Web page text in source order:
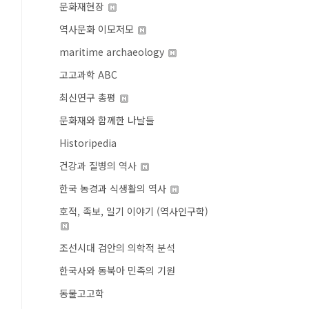
문화재현장
역사문화 이모저모
maritime archaeology
고고과학 ABC
최신연구 총평
문화재와 함께한 나날들
Historipedia
건강과 질병의 역사
한국 농경과 식생활의 역사
호적, 족보, 일기 이야기 (역사인구학)
조선시대 검안의 의학적 분석
한국사와 동북아 민족의 기원
동물고고학